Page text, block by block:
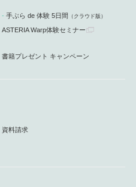
手ぶら de 体験 5日間 （クラウド版）
ASTERIA Warp体験セミナー
書籍プレゼント キャンペーン
資料請求